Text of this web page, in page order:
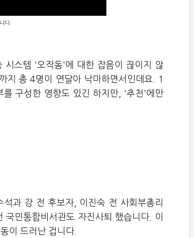
다.
시스템 '오작동'에 대한 잡음이 끊이지 않
지 총 4명이 연달아 낙마하면서인데요. 1
를 구성한 영향도 있긴 하지만, '추천'에만
과 강 전 후보자, 이진숙 전 사회부총리
민통합비서관도 자진사퇴 했습니다. 이
이 드러난 겁니다.